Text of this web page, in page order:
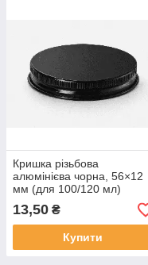
Кришка різьбова
алюмінієва чорна, 56×12
мм (для 100/120 мл)
13,50 ₴
Купити